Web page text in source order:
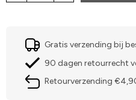
Gratis verzending bij
90 dagen retourrecht
Retourverzending